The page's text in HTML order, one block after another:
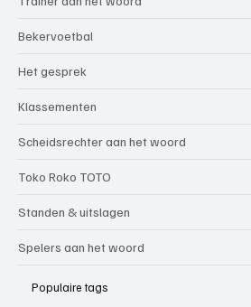
Bekervoetbal
Het gesprek
Klassementen
Scheidsrechter aan het woord
Toko Roko TOTO
Standen & uitslagen
Spelers aan het woord
Populaire tags